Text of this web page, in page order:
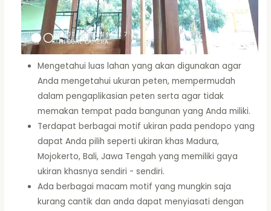
Mengetahui luas lahan yang akan digunakan agar
Anda mengetahui ukuran peten, mempermudah
dalam pengaplikasian peten serta agar tidak
memakan tempat pada bangunan yang Anda miliki.
Terdapat berbagai motif ukiran pada pendopo yang
dapat Anda pilih seperti ukiran khas Madura,
Mojokerto, Bali, Jawa Tengah yang memiliki gaya
ukiran khasnya sendiri - sendiri.
Ada berbagai macam motif yang mungkin saja
kurang cantik dan anda dapat menyiasati dengan